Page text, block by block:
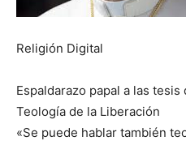
Religión Digital
Espaldarazo papal a las
Teología de la Liberación
«Se puede hablar también